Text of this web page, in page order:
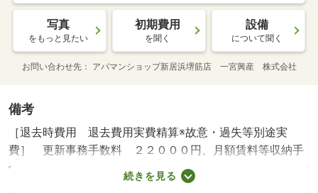
写真
をもっと見たい
初期費用
を聞く
設備
について聞く
お問い合わせ先 アパマンショップ新居浜堺筋店 一宮興産 株式会社
備考
［退去時費用 退去費用実費精算※故意・過失等別途実
費］ 更新事務手数料 ２２０００円、月額賃料等収納手
数料１７０円がかかります。契約時にクリーニング費５０
０００円、鍵セット費３３００円（税込）が必要となりま
続きを見る